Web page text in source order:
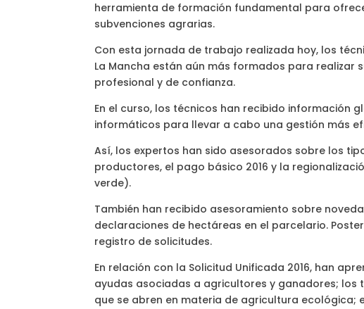
herramienta de formación fundamental para
subvenciones agrarias.
Con esta jornada de trabajo realizada hoy, los
La Mancha están aún más formados para realizar
profesional y de confianza.
En el curso, los técnicos han recibido información
informáticos para llevar a cabo una gestión más
Así, los expertos han sido asesorados sobre los
productores, el pago básico 2016 y la
verde).
También han recibido asesoramiento sobre
declaraciones de hectáreas en el parcelario.
registro de solicitudes.
En relación con la Solicitud Unificada 2016, han
ayudas asociadas a agricultores y ganadores; los
que se abren en materia de agricultura